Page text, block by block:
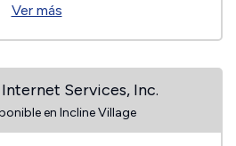
Ver más
Services, Inc.
en Incline Village